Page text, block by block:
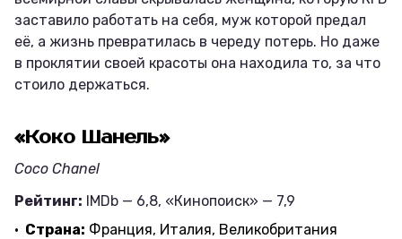
заставило работать на себя, муж которой предал
её, а жизнь превратилась в череду потерь. Но даже
в проклятии своей красоты она находила то, за что
стоило держаться.
«Коко Шанель»
Coco Chanel
Рейтинг: IMDb — 6,8, «Кинопоиск» — 7,9
Страна: Франция, Италия, Великобритания